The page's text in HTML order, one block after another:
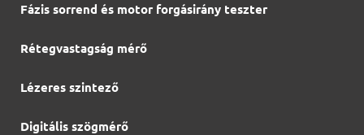
Fázis sorrend és motor forgásirány teszter
Rétegvastagság mérő
Lézeres szintező
Digitális szögmérő